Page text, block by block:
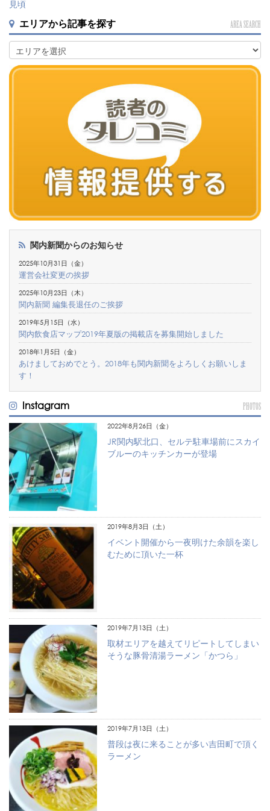
見頃
エリアから記事を探す AREA SEARCH
関内新聞からのお知らせ
2025年10月31日（金）
運営会社変更の挨拶
2025年10月23日（木）
関内新聞 編集長退任のご挨拶
2019年5月15日（水）
関内飲食店マップ2019年夏版の掲載店を募集開始しました
2018年1月5日（金）
あけましておめでとう。2018年も関内新聞をよろしくお願いしま
す！
Instagram PHOTOS
2022年8月26日（金）
JR関内駅北口、セルテ駐車場前にスカイ
ブルーのキッチンカーが登場
2019年8月3日（土）
イベント開催から一夜明けた余韻を楽し
むために頂いた一杯
2019年7月13日（土）
取材エリアを越えてリピートしてしまい
そうな豚骨清湯ラーメン「かつら」
2019年7月13日（土）
普段は夜に来ることが多い吉田町で頂く
ラーメン